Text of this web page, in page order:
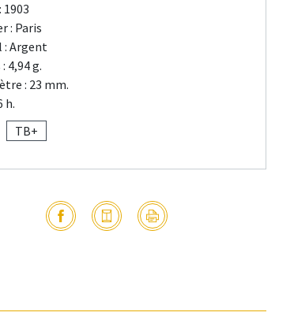
1903
: Paris
: Argent
4,94 g.
: 23 mm.
h.
TB+